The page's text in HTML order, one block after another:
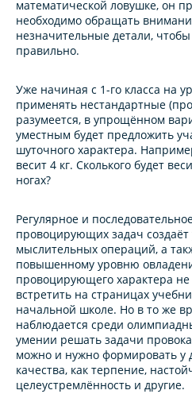
математической ловушке, он
необходимо обращать
незначительные детали,
правильно.
Уже начиная с 1-го класса на
применять нестандартные
разумеется, в упрощённом
уместным будет предложить
шуточного характера.
весит 4 кг. Сколького будет
ногах?
Регулярное и
провоцирующих задач создаёт
мыслительных операций, а
повышенному уровню
провоцирующего характера
встретить на страницах
начальной школе. Но в то же
наблюдается среди
умении решать задачи
можно и нужно формировать у
качества, как терпение,
целеустремлённость и другие.